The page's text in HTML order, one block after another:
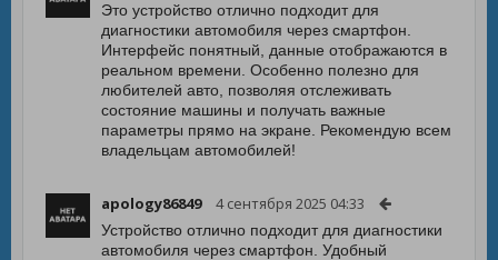
Это устройство отлично подходит для
диагностики автомобиля через смартфон.
Интерфейс понятный, данные отображаются в
реальном времени. Особенно полезно для
любителей авто, позволяя отслеживать
состояние машины и получать важные
параметры прямо на экране. Рекомендую всем
владельцам автомобилей!
apology86849 4 сентября 2025 04:33
Устройство отлично подходит для диагностики
автомобиля через смартфон. Удобный